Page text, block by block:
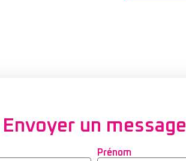
Envoyer un message
Prénom